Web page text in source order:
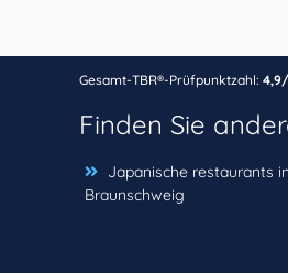
Gesamt-TBR®-Prüfpunktzahl:
Finden Sie
Japanische restaurants in
Braunschweig